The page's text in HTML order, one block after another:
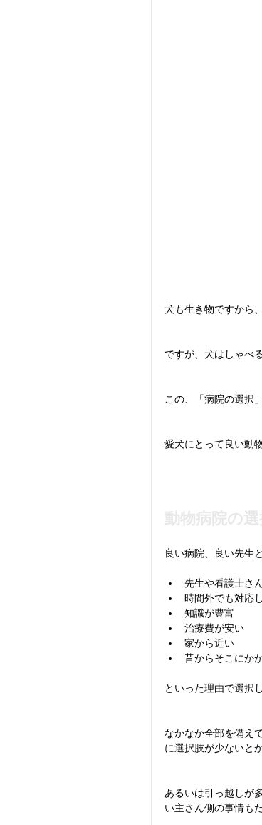
犬も生き物ですから
ですが、犬はしゃべ
この、「病院の選択
愛犬にとって良い動
良い病院、良い先生
先生や看護士さ
時間外でも対応
知識が豊富
治療費が安い
家から近い
昔からそこにか
といった理由で選択
なかなか全部を備え
に選択肢が少ないとか
あるいは引っ越しが
い主さん側の事情も